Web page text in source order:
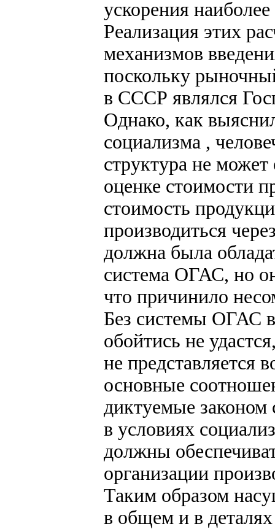
ускорения
Реализация этих
механизмов
поскольку
в СССР являлся
Однако, как
социализма ,
структура не
оценке стоимости
стоимость
производиться
должна была
система ОГАС, но
что причинило
Без системы ОГАС
обойтись не
не представляется
основные
диктуемые законом
в условиях
должны
организации
Таким образом
в общем и в